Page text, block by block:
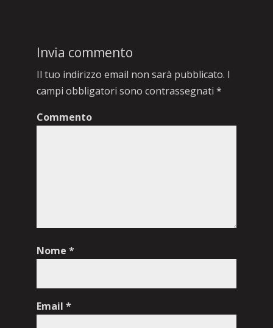
Invia commento
Il tuo indirizzo email non sarà pubblicato. I
campi obbligatori sono contrassegnati *
Commento
Nome *
Email *